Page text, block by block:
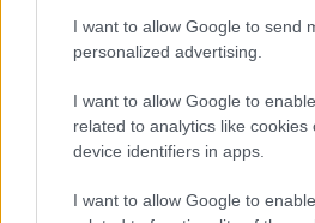
I want to allow Google to send
personalized advertising.
I want to allow Google to
related to analytics like cookies
device identifiers in apps.
I want to allow Google to
prisoner
14/05/2026 -
συμπεριφορά σου